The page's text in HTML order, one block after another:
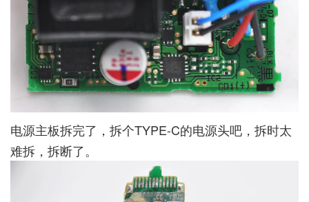
电源主板拆完了，拆个TYPE-C的电源头吧，拆时太
难拆，拆断了。